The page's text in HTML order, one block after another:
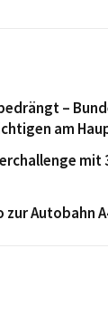
–
am
mit
Autobahn